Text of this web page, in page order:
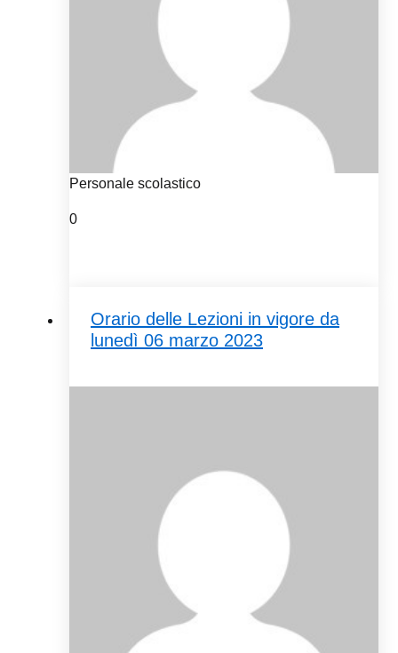
Personale scolastico
0
Orario delle Lezioni in vigore da
lunedì 06 marzo 2023